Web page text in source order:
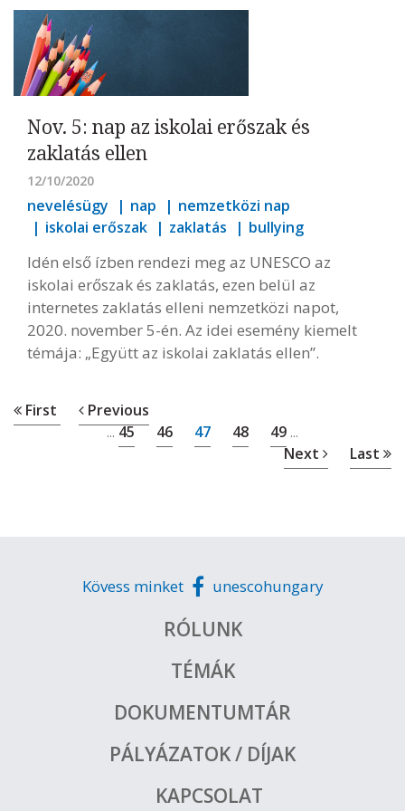
Nov. 5: nap az iskolai erőszak és
zaklatás ellen
12/10/2020
nevelésügy nap
nemzetközi nap
iskolai erőszak
zaklatás bullying
Idén első ízben rendezi meg az UNESCO az
iskolai erőszak és zaklatás, ezen belül az
internetes zaklatás elleni nemzetközi napot,
2020. november 5-én. Az idei esemény kiemelt
témája: „Együtt az iskolai zaklatás ellen”.
First Previous
... 45 46 47 48 49 ...
Next Last
Kövess minket unescohungary
RÓLUNK
TÉMÁK
DOKUMENTUMTÁR
PÁLYÁZATOK / DÍJAK
KAPCSOLAT